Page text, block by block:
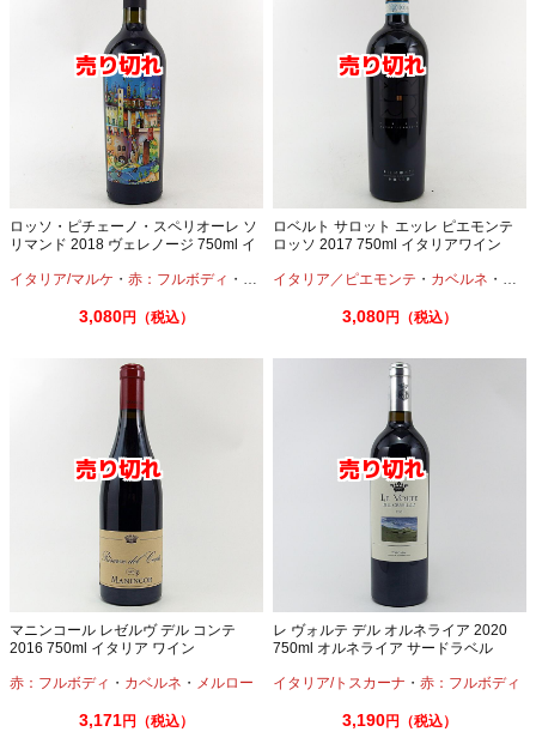
ロッソ・ピチェーノ・スペリオーレ ソ
リマンド 2018 ヴェレノージ 750ml イ
イタリア/マルケ ・ 赤：フルボディ ・ サンジョヴェーゼ・モンテプルチアーノ
3,080円（税込）
ロベルト サロット エッレ ピエモンテ
ロッソ 2017 750ml イタリアワイン
イタリア／ピエモンテ ・ カベルネ ・ メル
3,080円（税込）
マニンコール レゼルヴ デル コンテ
2016 750ml イタリア ワイン
赤：フルボディ ・ カベルネ ・ メルロー
3,171円（税込）
レ ヴォルテ デル オルネライア 2020
750ml オルネライア サードラベル
イタリア/トスカーナ ・赤：フルボディ
3,190円（税込）